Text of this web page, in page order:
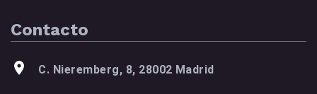
Contacto
C. Nieremberg, 8, 28002 Madrid